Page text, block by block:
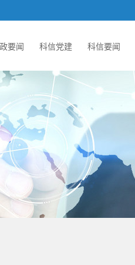
要闻 科信党建 科信要闻